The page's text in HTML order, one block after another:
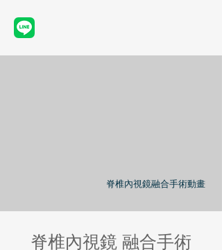
脊椎內視鏡融合手術動畫
​脊椎內視鏡 融合手術